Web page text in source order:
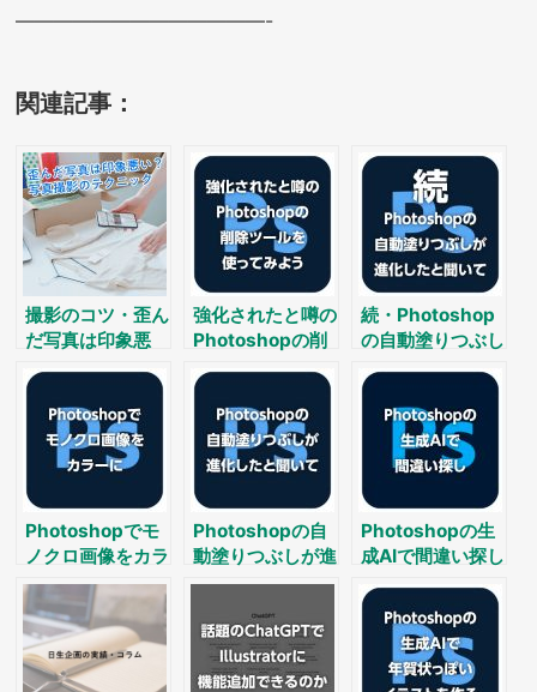
—————————————-
関連記事：
撮影のコツ・歪ん
だ写真は印象悪
写真撮影テクニッ
強化されたと噂の
Photoshopの削
みよう
続・Photoshop
の自動塗りつぶし
Photoshopでモ
ノクロ画像をカラ
ーに
Photoshopの自
動塗りつぶしが進
化した？
Photoshopの生
成AIで間違い探し